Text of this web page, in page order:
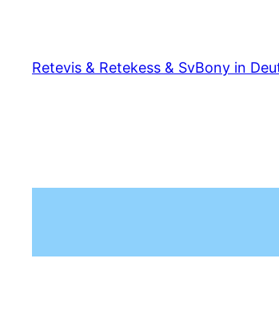
springen
Retevis & Retekess & SvBony in